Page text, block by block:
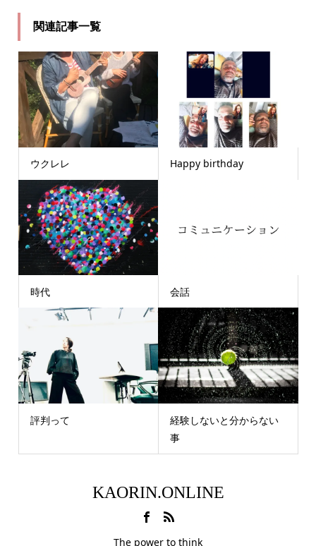
関連記事一覧
ウクレレ Happy birthday
時代 会話
評判って
経験しないと分からない
事
KAORIN.ONLINE
The power to think